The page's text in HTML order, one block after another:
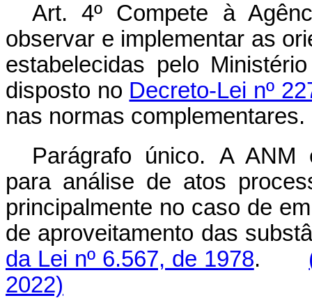
Art. 4º Compete à
observar e implementar as
estabelecidas pelo
disposto no Decreto-Lei nº
nas normas complementares.
Parágrafo único. A ANM
para análise de atos
principalmente no caso de
de aproveitamento das
da Lei nº 6.567, de 1978.
2022)